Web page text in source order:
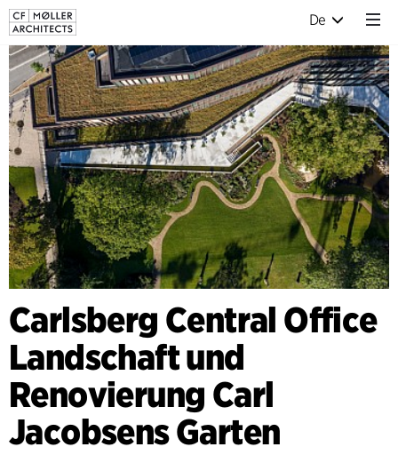
De
Carlsberg Central Office
Landschaft und
Renovierung Carl
Jacobsens Garten